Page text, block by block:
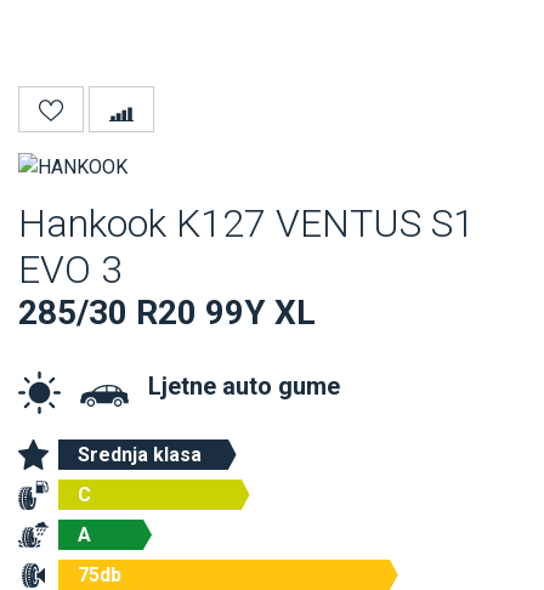
Hankook K127 VENTUS S1
EVO 3
285/30 R20 99Y XL
Ljetne auto gume
Srednja klasa
C
A
75db